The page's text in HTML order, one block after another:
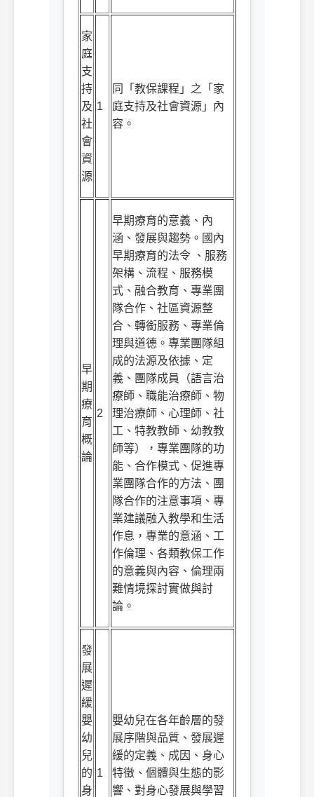
家
庭
支
持
及
社
會
資
源
1
同「教保課程」之「家
庭支持及社會資源」內
容。
早
期
療
育
概
論
2
早期療育的意義、內
涵、發展與趨勢。國內
早期療育的法令 、服務
架構、流程、服務模
式、融合教育、專業團
隊合作、社區資源整
合、轉銜服務、專業倫
理與道德。專業團隊組
成的法源及依據、定
義、團隊成員（語言治
療師、職能治療師、物
理治療師、心理師、社
工、特教教師、幼教教
師等），專業團隊的功
能、合作模式、促進專
業團隊合作的方法、團
隊合作的注意事項、專
業建議融入教學和生活
作息， 專業的意涵、工
作倫理、各類教保工作
的意義與內容、倫理兩
難情境探討實做與討
論。
發
展
遲
緩
嬰
幼
兒
的
身
1
嬰幼兒在各年齡層的發
展序階與品質、發展遲
緩的定義、成因、身心
特徵、個體與生態的影
響、對身心發展與學習